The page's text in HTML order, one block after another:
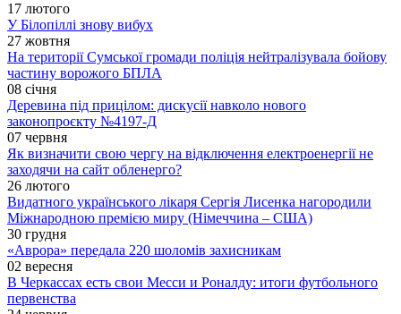
17 лютого
У Білопіллі знову вибух
27 жовтня
На території Сумської громади поліція нейтралізувала бойову
частину ворожого БПЛА
08 січня
Деревина під прицілом: дискусії навколо нового
законопроєкту №4197-Д
07 червня
Як визначити свою чергу на відключення електроенергії не
заходячи на сайт обленерго?
26 лютого
Видатного українського лікаря Сергія Лисенка нагородили
Міжнародною премією миру (Німеччина – США)
30 грудня
«Аврора» передала 220 шоломів захисникам
02 вересня
В Черкассах есть свои Месси и Роналду: итоги футбольного
первенства